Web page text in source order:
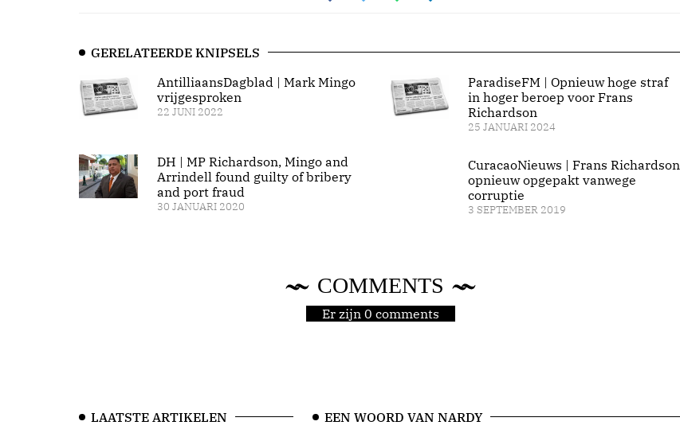
GERELATEERDE KNIPSELS
AntilliaansDagblad | Mark Mingo
vrijgesproken
22 JUNI 2022
DH | MP Richardson, Mingo and
Arrindell found guilty of bribery
and port fraud
30 JANUARI 2020
ParadiseFM | Opnieuw hoge straf
in hoger beroep voor Frans
Richardson
25 JANUARI 2024
CuracaoNieuws | Frans Richardson
opnieuw opgepakt vanwege
corruptie
3 SEPTEMBER 2019
COMMENTS
Er zijn 0 comments
LAATSTE ARTIKELEN
EEN WOORD VAN NARDY